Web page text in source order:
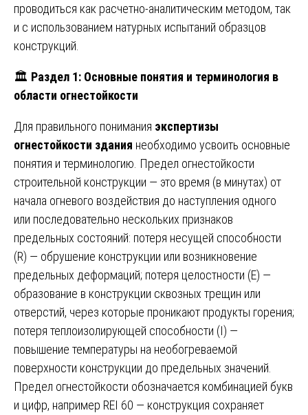
проводиться как расчетно-аналитическим методом, так
и с использованием натурных испытаний образцов
конструкций.
🏛️ Раздел 1: Основные понятия и терминология в
области огнестойкости
Для правильного понимания экспертизы
огнестойкости здания необходимо усвоить основные
понятия и терминологию. Предел огнестойкости
строительной конструкции — это время (в минутах) от
начала огневого воздействия до наступления одного
или последовательно нескольких признаков
предельных состояний: потеря несущей способности
(R) — обрушение конструкции или возникновение
предельных деформаций; потеря целостности (E) —
образование в конструкции сквозных трещин или
отверстий, через которые проникают продукты горения;
потеря теплоизолирующей способности (I) —
повышение температуры на необогреваемой
поверхности конструкции до предельных значений.
Предел огнестойкости обозначается комбинацией букв
и цифр, например REI 60 — конструкция сохраняет